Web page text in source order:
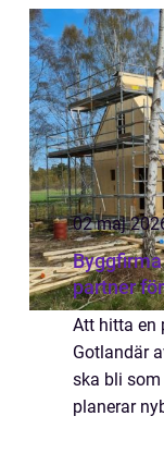
privat
offe...
02 maj
partner
Att hitta en
Gotlandär
ska bli
planerar